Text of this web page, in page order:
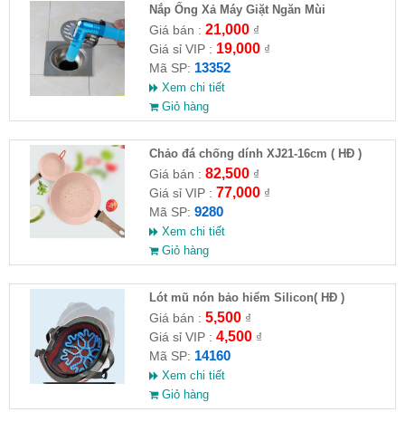
Nắp Ống Xả Máy Giặt Ngăn Mùi
Giá bán : 21,000₫
Giá sỉ VIP : 19,000₫
Mã SP: 13352
Xem chi tiết
Giỏ hàng
Chảo đá chống dính XJ21-16cm ( HĐ )
Giá bán : 82,500₫
Giá sỉ VIP : 77,000₫
Mã SP: 9280
Xem chi tiết
Giỏ hàng
Lót mũ nón bảo hiểm Silicon( HĐ )
Giá bán : 5,500₫
Giá sỉ VIP : 4,500₫
Mã SP: 14160
Xem chi tiết
Giỏ hàng